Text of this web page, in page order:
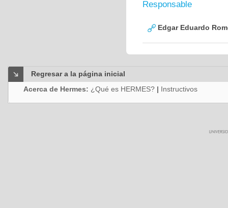
Responsable
Edgar Eduardo
Regresar a la página inicial
Acerca de Hermes: ¿Qué es HERMES? | Instructivos